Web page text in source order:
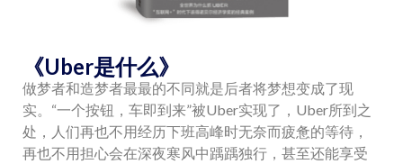
《Uber是什么》
做梦者和造梦者最最的不同就是后者将梦想变成了现
实。“一个按钮，车即到来”被Uber实现了，Uber所到之
处，人们再也不用经历下班高峰时无奈而疲惫的等待，
再也不用担心会在深夜寒风中踽踽独行，甚至还能享受